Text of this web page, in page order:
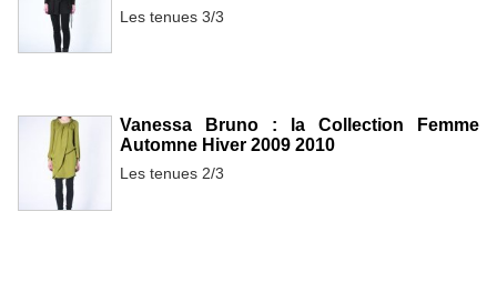
Les tenues 3/3
Vanessa Bruno : la Collection Femme
Automne Hiver 2009 2010
Les tenues 2/3